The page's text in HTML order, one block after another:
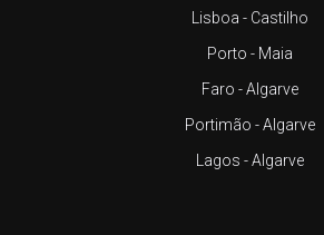
Lisboa - Castilho
Porto - Maia
Faro - Algarve
Portimão - Algarve
Lagos - Algarve